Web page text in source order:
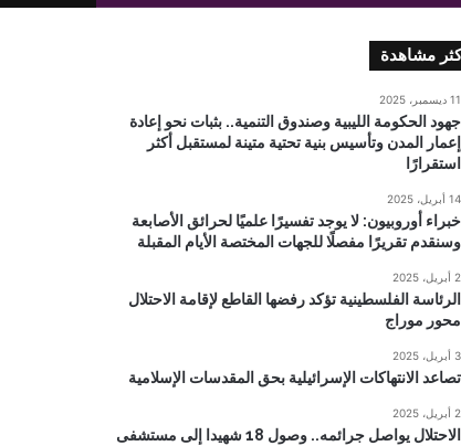
مشاهدة
11 ديسمبر، 2025
جهود الحكومة الليبية وصندوق التنمية.. بثبات نحو إعادة
إعمار المدن وتأسيس بنية تحتية متينة لمستقبل أكثر
استقرارًا
14 أبريل، 2025
خبراء أوروبيون: لا يوجد تفسيرًا علميًا لحرائق الأصابعة
وسنقدم تقريرًا مفصلًا للجهات المختصة الأيام المقبلة
2 أبريل، 2025
الرئاسة الفلسطينية تؤكد رفضها القاطع لإقامة الاحتلال
محور موراج
3 أبريل، 2025
تصاعد الانتهاكات الإسرائيلية بحق المقدسات الإسلامية
2 أبريل، 2025
الاحتلال يواصل جرائمه.. وصول 18 شهيدا إلى مستشفى